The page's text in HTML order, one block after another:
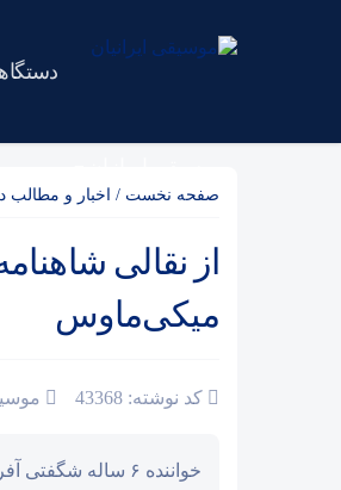
صفحه نخست / اخبار و مطالب
از نقالی
میکی‌ماوس
کد نوشته: 43368
خواننده ۶ ساله شگفتی آفرید /عکس